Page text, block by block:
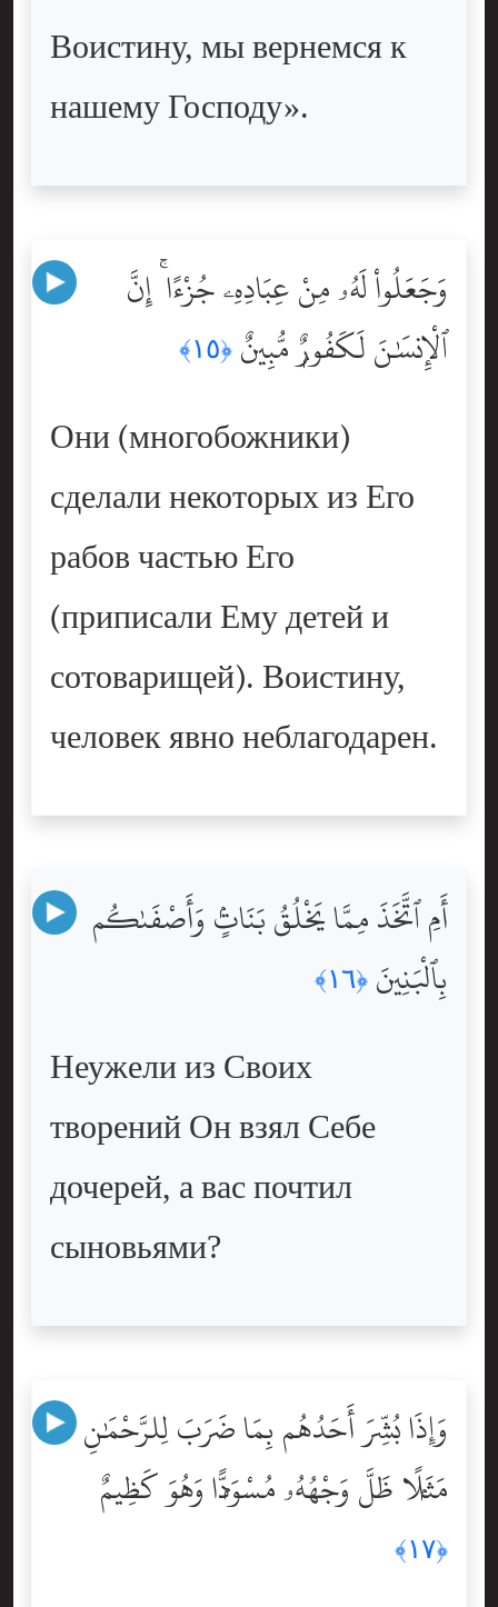
Воистину, мы вернемся к
нашему Господу».
وَجَعَلُواْ لَهُۥ مِنْ عِبَادِهِۦ جُزْءًا ۚ إِنَّ
ٱلْإِنسَٰنَ لَكَفُورٌۭ مُّبِينٌ ﴿١٥﴾
Они (многобожники)
сделали некоторых из Его
рабов частью Его
(приписали Ему детей и
сотоварищей). Воистину,
человек явно неблагодарен.
أَمِ ٱتَّخَذَ مِمَّا يَخْلُقُ بَنَاتٍۢ وَأَصْفَىٰكُم
بِٱلْبَنِينَ ﴿١٦﴾
Неужели из Своих
творений Он взял Себе
дочерей, а вас почтил
сыновьями?
وَإِذَا بُشِّرَ أَحَدُهُم بِمَا ضَرَبَ لِلرَّحْمَٰنِ
مَثَلًۭا ظَلَّ وَجْهُهُۥ مُسْوَدًّۭا وَهُوَ كَظِيمٌ
﴿١٧﴾